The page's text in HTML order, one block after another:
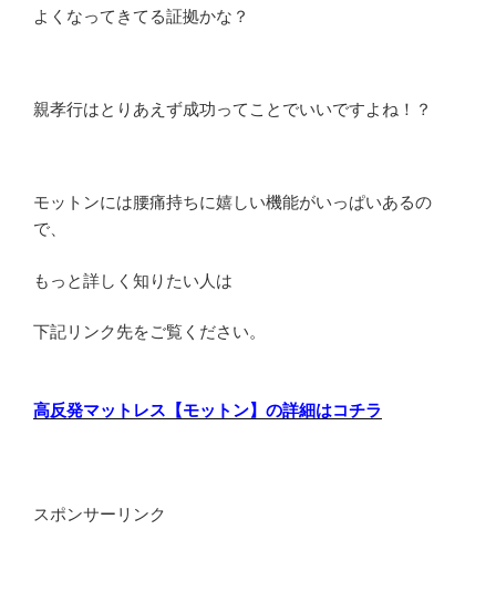
よくなってきてる証拠かな？
親孝行はとりあえず成功ってことでいいですよね！？
モットンには腰痛持ちに嬉しい機能がいっぱいあるの
で、
もっと詳しく知りたい人は
下記リンク先をご覧ください。
高反発マットレス【モットン】の詳細はコチラ
スポンサーリンク